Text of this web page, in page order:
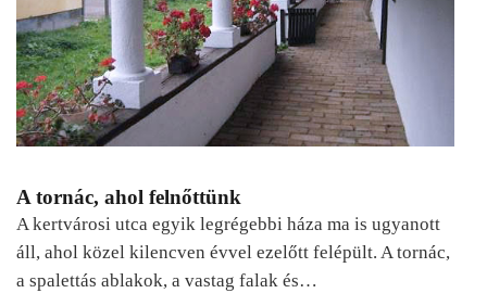
A tornác, ahol felnőttünk
A kertvárosi utca egyik legrégebbi háza ma is ugyanott
áll, ahol közel kilencven évvel ezelőtt felépült. A tornác,
a spalettás ablakok, a vastag falak és…